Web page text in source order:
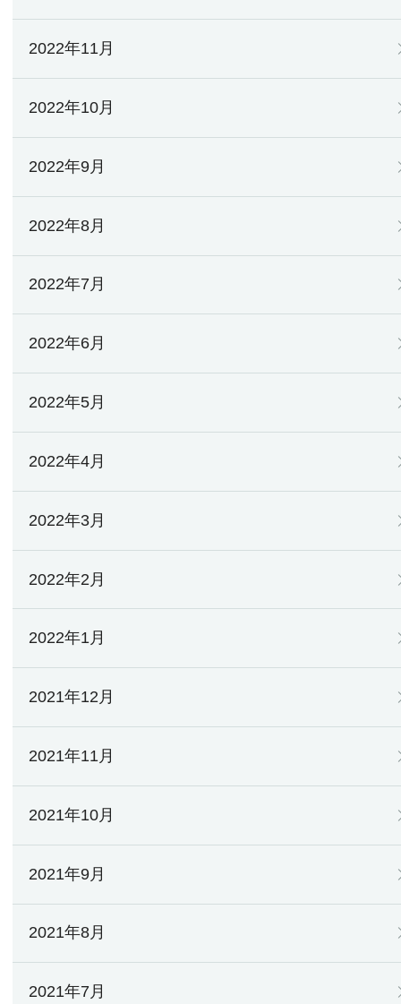
2022年11月
2022年10月
2022年9月
2022年8月
2022年7月
2022年6月
2022年5月
2022年4月
2022年3月
2022年2月
2022年1月
2021年12月
2021年11月
2021年10月
2021年9月
2021年8月
2021年7月